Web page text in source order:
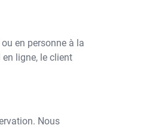
en personne à la
ligne, le client
Nous